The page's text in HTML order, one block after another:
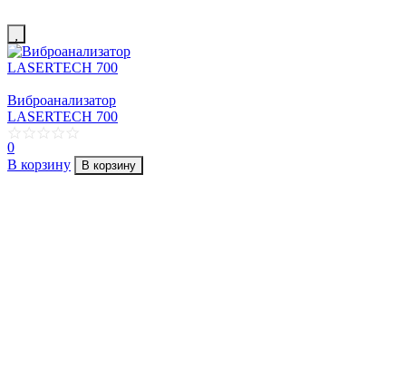
Виброанализатор
LASERTECH 700
0
В корзину
В корзину